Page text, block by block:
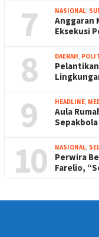
7 NASIONAL,
Anggaran
Eksekusi
8 DAERAH,
9 HEADLINE,
Aula
Sepakbola
10 NASIONAL,
Perwira
Farelio,